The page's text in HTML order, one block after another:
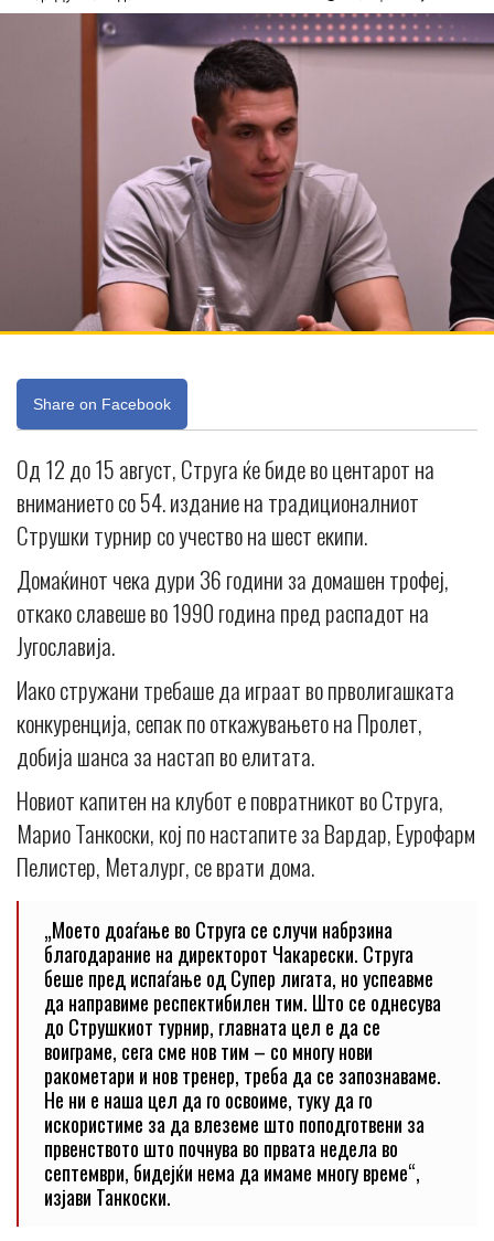
Share on Facebook
Од 12 до 15 август, Струга ќе биде во центарот на
вниманието со 54. издание на традиционалниот
Струшки турнир со учество на шест екипи.
Домаќинот чека дури 36 години за домашен трофеј,
откако славеше во 1990 година пред распадот на
Југославија.
Иако стружани требаше да играат во прволигашката
конкуренција, сепак по откажувањето на Пролет,
добија шанса за настап во елитата.
Новиот капитен на клубот е повратникот во Струга,
Марио Танкоски, кој по настапите за Вардар, Еурофарм
Пелистер, Металург, се врати дома.
„Моето доаѓање во Струга се случи набрзина
благодарание на директорот Чакарески. Струга
беше пред испаѓање од Супер лигата, но успеавме
да направиме респектибилен тим. Што се однесува
до Струшкиот турнир, главната цел е да се
воиграме, сега сме нов тим – со многу нови
ракометари и нов тренер, треба да се запознаваме.
Не ни е наша цел да го освоиме, туку да го
искористиме за да влеземе што поподготвени за
првенството што почнува во првата недела во
септември, бидејќи нема да имаме многу време“,
изјави Танкоски.